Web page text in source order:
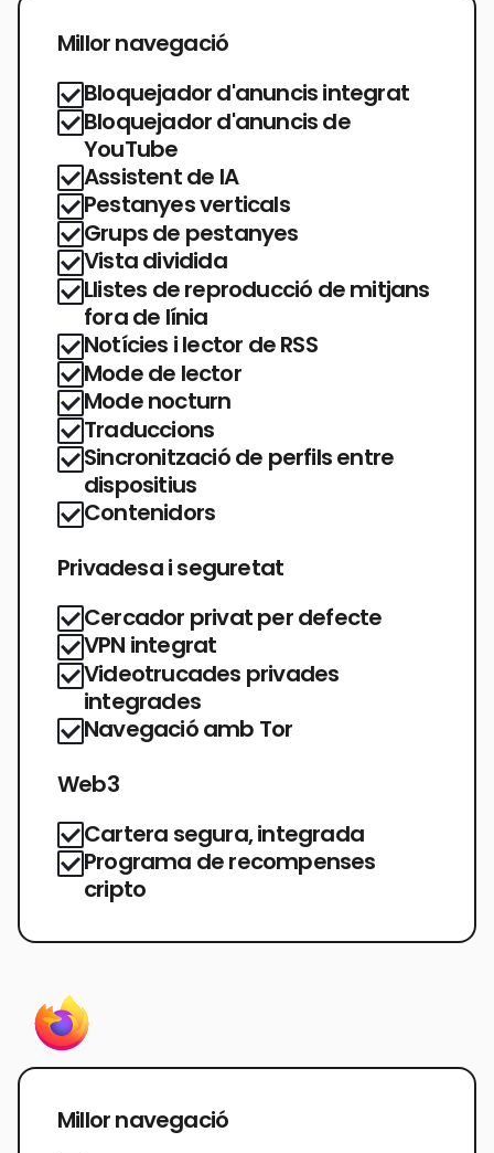
Millor navegació
Bloquejador d'anuncis integrat
Bloquejador d'anuncis de
YouTube
Assistent de IA
Pestanyes verticals
Grups de pestanyes
Vista dividida
Llistes de reproducció de mitjans
fora de línia
Notícies i lector de RSS
Mode de lector
Mode nocturn
Traduccions
Sincronització de perfils entre
dispositius
Contenidors
Privadesa i seguretat
Cercador privat per defecte
VPN integrat
Videotrucades privades
integrades
Navegació amb Tor
Web3
Cartera segura, integrada
Programa de recompenses
cripto
Millor navegació